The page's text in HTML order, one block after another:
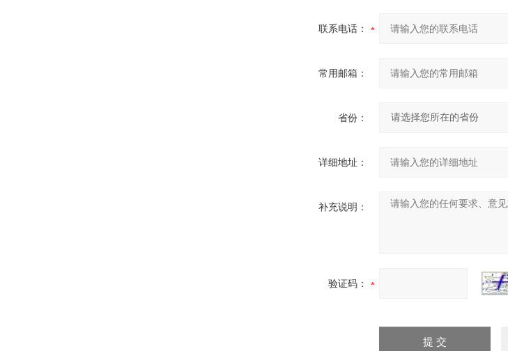
联系电话：
常用邮箱：
省份：
详细地址：
补充说明：
验证码：